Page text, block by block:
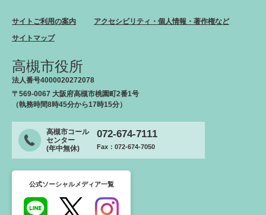
サイトご利用の案内
アクセシビリティ・個人情報・著作権など
サイトマップ
高槻市役所
法人番号4000020272078
〒569-0067 大阪府高槻市桃園町2番1号
（執務時間8時45分から17時15分）
高槻市コール
センター
(年中無休)
072-674-7111
Fax：072-674-7050
公式ソーシャルメディア一覧